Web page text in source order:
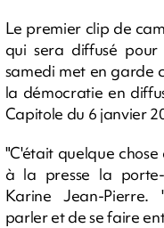
Le premier clip de
qui sera diffusé
samedi met en garde
la démocratie en
Capitole du 6 janvier
"C'était quelque
à la presse la
Karine Jean-Pierre.
parler et de se faire